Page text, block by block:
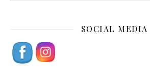
SOCIAL MEDIA